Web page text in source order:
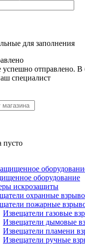
для заполнения
отправлено. В
специалист
пусто
оборудование
искрозащиты
охранные
пожарные
Извещатели газовые
Извещатели дымовые
Извещатели пламени
Извещатели ручные